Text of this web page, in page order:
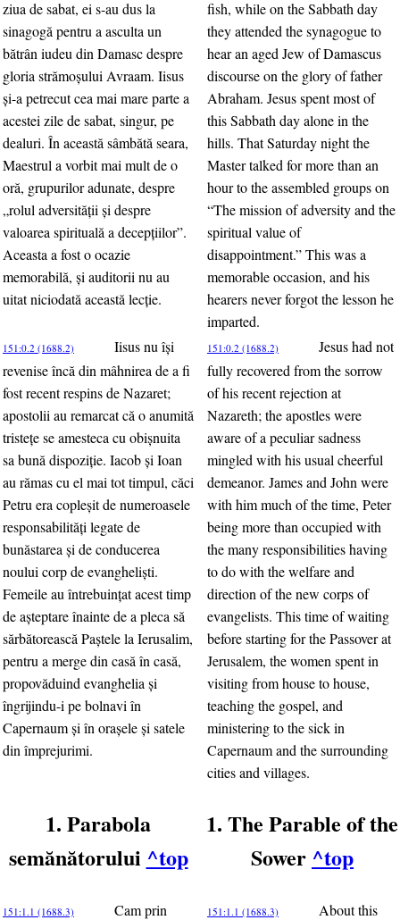
ziua de sabat, ei s-au dus la
sinagogă pentru a asculta un
bătrân iudeu din Damasc despre
gloria strămoşului Avraam. Iisus
şi-a petrecut cea mai mare parte a
acestei zile de sabat, singur, pe
dealuri. În această sâmbătă seara,
Maestrul a vorbit mai mult de o
oră, grupurilor adunate, despre
„rolul adversităţii şi despre
valoarea spirituală a decepţiilor”.
Aceasta a fost o ocazie
memorabilă, şi auditorii nu au
uitat niciodată această lecţie.
fish, while on the Sabbath day
they attended the synagogue to
hear an aged Jew of Damascus
discourse on the glory of father
Abraham. Jesus spent most of
this Sabbath day alone in the
hills. That Saturday night the
Master talked for more than an
hour to the assembled groups on
“The mission of adversity and the
spiritual value of
disappointment.” This was a
memorable occasion, and his
hearers never forgot the lesson he
imparted.
151:0.2 (1688.2)
Iisus nu îşi
revenise încă din mâhnirea de a fi
fost recent respins de Nazaret;
apostolii au remarcat că o anumită
tristeţe se amesteca cu obişnuita
sa bună dispoziţie. Iacob şi Ioan
au rămas cu el mai tot timpul, căci
Petru era copleşit de numeroasele
responsabilităţi legate de
bunăstarea şi de conducerea
noului corp de evanghelişti.
Femeile au întrebuinţat acest timp
de aşteptare înainte de a pleca să
sărbătorească Paştele la Ierusalim,
pentru a merge din casă în casă,
propovăduind evanghelia şi
îngrijindu-i pe bolnavi în
Capernaum şi în oraşele şi satele
din împrejurimi.
151:0.2 (1688.2)
Jesus had not
fully recovered from the sorrow
of his recent rejection at
Nazareth; the apostles were
aware of a peculiar sadness
mingled with his usual cheerful
demeanor. James and John were
with him much of the time, Peter
being more than occupied with
the many responsibilities having
to do with the welfare and
direction of the new corps of
evangelists. This time of waiting
before starting for the Passover at
Jerusalem, the women spent in
visiting from house to house,
teaching the gospel, and
ministering to the sick in
Capernaum and the surrounding
cities and villages.
1. Parabola
semănătorului ^top
1. The Parable of the
Sower ^top
151:1.1 (1688.3)
Cam prin
151:1.1 (1688.3)
About this